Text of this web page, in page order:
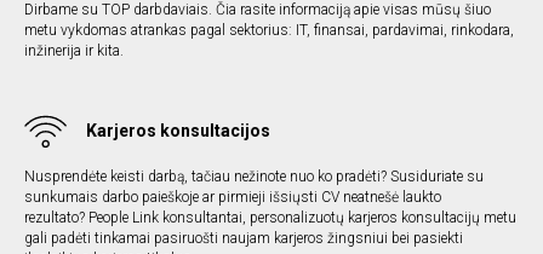
Dirbame su TOP darbdaviais. Čia rasite informaciją apie visas mūsų šiuo
metu vykdomas atrankas pagal sektorius: IT, finansai, pardavimai, rinkodara,
inžinerija ir kita.
Karjeros konsultacijos
Nusprendėte keisti darbą, tačiau nežinote nuo ko pradėti? Susiduriate su
sunkumais darbo paieškoje ar pirmieji išsiųsti CV neatnešė laukto
rezultato? People Link konsultantai, personalizuotų karjeros konsultacijų metu
gali padėti tinkamai pasiruošti naujam karjeros žingsniui bei pasiekti